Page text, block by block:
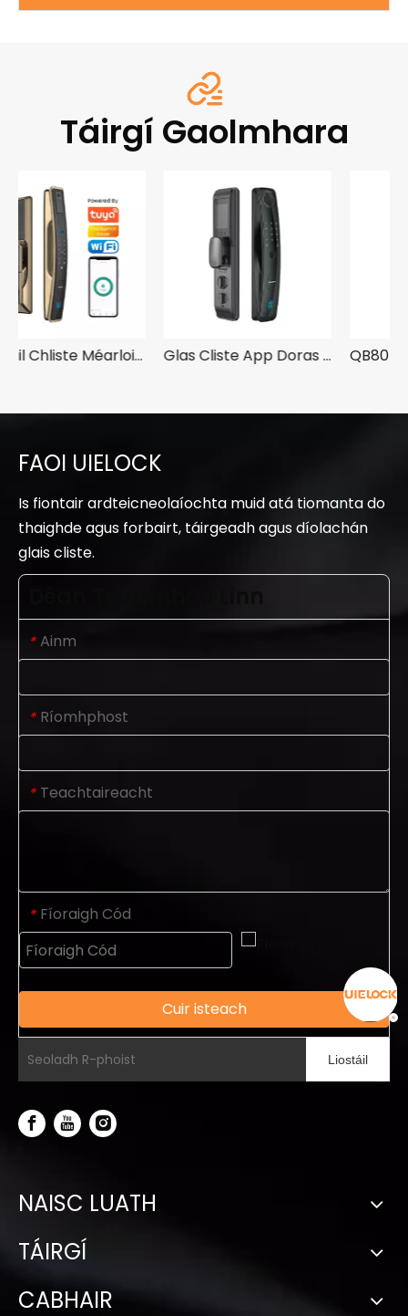
Táirgí Gaolmhara
Glas Cliste App Doras Tosaigh QA60 le Méarloirg QB80 3d aghaidh Glasáil Cliste Le Veinín Méar nó Méarloirg
FAOI UIELOCK
Is fiontair ardteicneolaíochta muid atá tiomanta do
thaighde agus forbairt, táirgeadh agus díolachán
glais cliste.
* Ainm
* Ríomhphost
* Teachtaireacht
* Fíoraigh Cód
Cuir isteach
Liostáil
NAISC LUATH
TÁIRGÍ
CABHAIR